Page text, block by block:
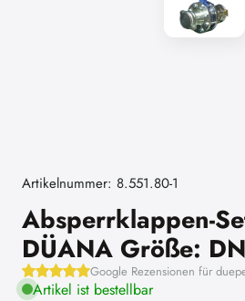
Artikelnummer: 8.551.80-1
Absperrklappen-
DÜANA Größe:
Google Rezensionen für
Artikel ist bestellbar